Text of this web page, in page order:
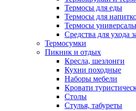
Термосы для еды
Термосы для
Термосы
Средства для ухода
Термосумки
Пикник и отдых
Кресла, шезлонги
Кухни походные
Наборы мебели
Кровати
Столы
Стулья, табуреты